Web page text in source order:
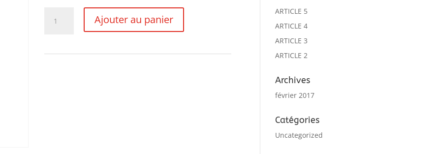
Ajouter au panier
ARTICLE 5
ARTICLE 4
ARTICLE 3
ARTICLE 2
Archives
février 2017
Catégories
Uncategorized